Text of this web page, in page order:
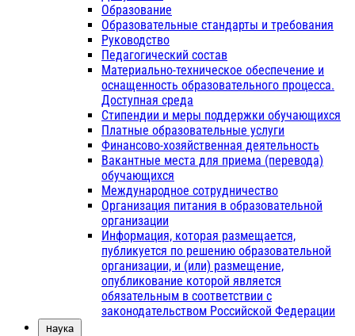
Образование
Образовательные стандарты и требования
Руководство
Педагогический состав
Материально-техническое обеспечение и
оснащенность образовательного процесса.
Доступная среда
Стипендии и меры поддержки обучающихся
Платные образовательные услуги
Финансово-хозяйственная деятельность
Вакантные места для приема (перевода)
обучающихся
Международное сотрудничество
Организация питания в образовательной
организации
Информация, которая размещается,
публикуется по решению образовательной
организации, и (или) размещение,
опубликование которой является
обязательным в соответствии с
законодательством Российской Федерации
Наука